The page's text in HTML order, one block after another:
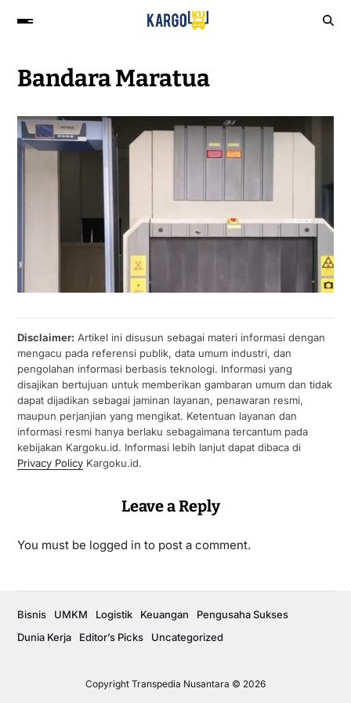
Bandara Maratua
Disclaimer:Artikel ini disusun sebagai materi informasi dengan
mengacu pada referensi publik, data umum industri, dan
pengolahan informasi berbasis teknologi. Informasi yang
disajikan bertujuan untuk memberikan gambaran umum dan tidak
dapat dijadikan sebagai jaminan layanan, penawaran resmi,
maupun perjanjian yang mengikat. Ketentuan layanan dan
informasi resmi hanya berlaku sebagaimana tercantum pada
kebijakan Kargoku.id. Informasi lebih lanjut dapat dibaca di
Privacy PolicyKargoku.id.
Leave a Reply
You must be logged in to post a comment.
Copyright Transpedia Nusantara © 2026
Bisnis UMKM Logistik Keuangan
Pengusaha Sukses
Dunia Kerja
Editor’s Picks Uncategorized